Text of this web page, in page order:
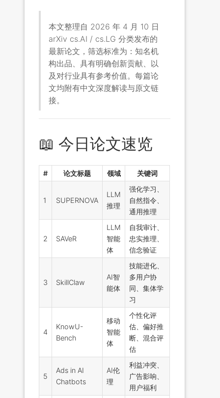
本文整理自 2026 年 4 月 10 日
arXiv cs.AI / cs.LG 分类发布的
最新论文，筛选标准为：知名机
构出品、具有明确创新贡献、以
及对行业具有参考价值。每篇论
文均附有中文深度解读与原文链
接。
📖 今日论文速览
# 论文标题 领域 关键词
1 SUPERNOVA
LLM
推理
强化学习、
自然指令、
通用推理
2 SAVeR
LLM
智能
体
自我审计、
忠实推理、
信念验证
3 SkillClaw
AI智
能体
技能进化、
多用户协
同、集体学
习
4
KnowU-
Bench
移动
智能
体
个性化评
估、偏好推
断、混合评
估
5
Ads in AI
Chatbots
AI伦
理
利益冲突、
广告影响、
用户福利